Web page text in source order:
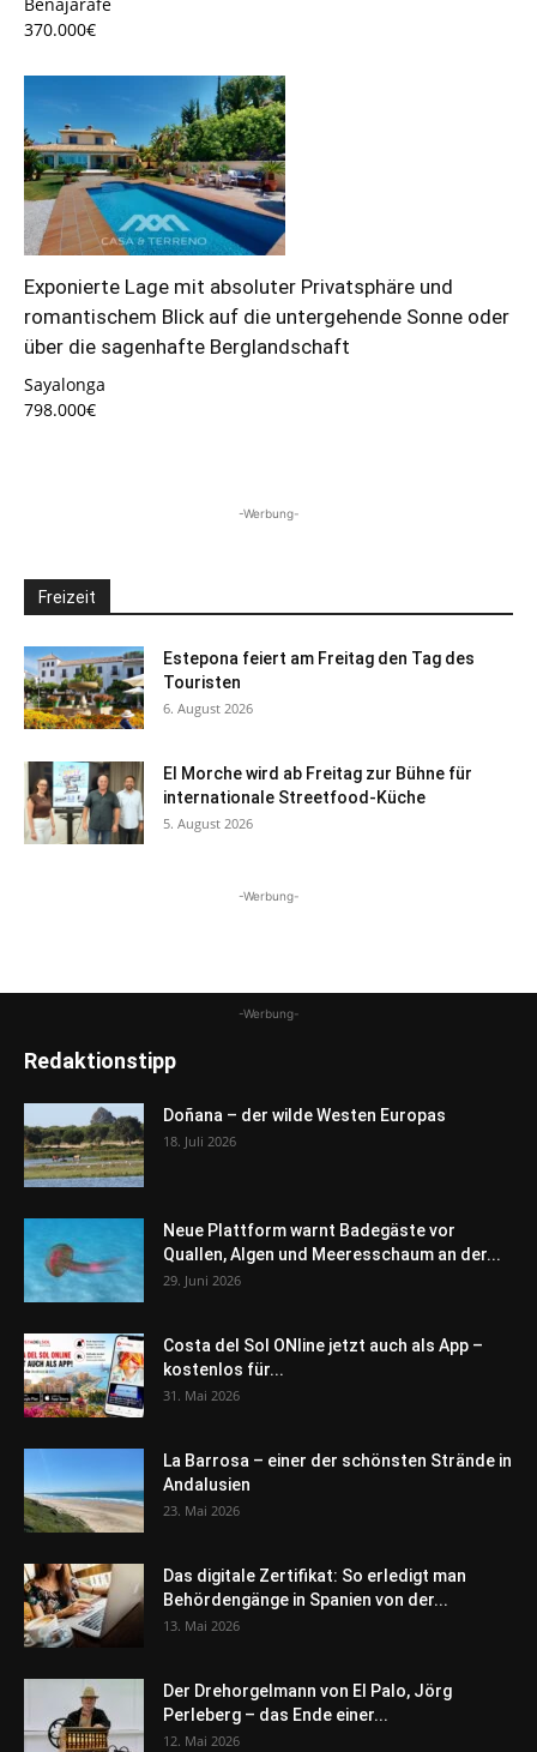
Benajarafe
370.000€
Exponierte Lage mit absoluter Privatsphäre und
romantischem Blick auf die untergehende Sonne oder
über die sagenhafte Berglandschaft
Sayalonga
798.000€
-Werbung-
Freizeit
Estepona feiert am Freitag den Tag des
Touristen
6. August 2026
El Morche wird ab Freitag zur Bühne für
internationale Streetfood-Küche
5. August 2026
-Werbung-
-Werbung-
Redaktionstipp
Doñana – der wilde Westen Europas
18. Juli 2026
Neue Plattform warnt Badegäste vor
Quallen, Algen und Meeresschaum an der...
29. Juni 2026
Costa del Sol ONline jetzt auch als App –
kostenlos für...
31. Mai 2026
La Barrosa – einer der schönsten Strände in
Andalusien
23. Mai 2026
Das digitale Zertifikat: So erledigt man
Behördengänge in Spanien von der...
13. Mai 2026
Der Drehorgelmann von El Palo, Jörg
Perleberg – das Ende einer...
12. Mai 2026